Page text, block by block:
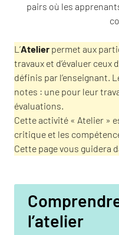
pairs où les
L’Atelier permet aux
travaux et d’évaluer
définis par l’enseignant.
notes : une pour leur
évaluations.
Cette activité « Atelier »
critique et les
Cette page vous guidera
l’atelier